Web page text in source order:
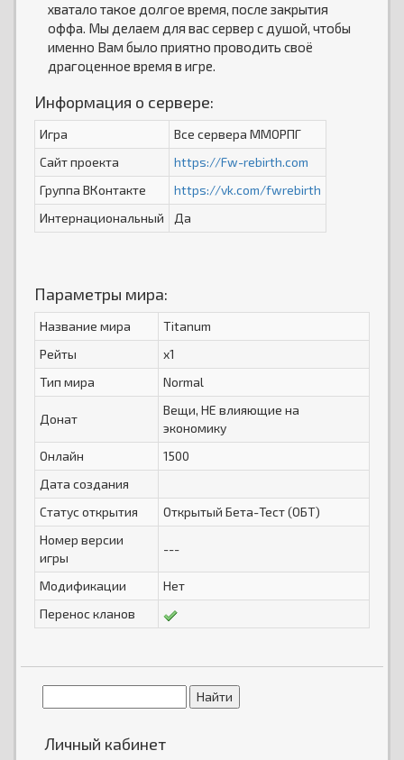
хватало такое долгое время, после закрытия
оффа. Мы делаем для вас сервер с душой, чтобы
именно Вам было приятно проводить своё
драгоценное время в игре.
Информация о сервере:
Игра
Все сервера ММОРПГ
Сайт проекта
https://Fw-rebirth.com
Группа ВКонтакте
https://vk.com/fwrebirth
Интернациональный
Да
Параметры мира:
Название мира
Titanum
Рейты
x1
Тип мира
Normal
Донат
Вещи, НЕ влияющие на
экономику
Онлайн
1500
Дата создания
Статус открытия
Открытый Бета-Тест (ОБТ)
Номер версии
игры
---
Модификации
Нет
Перенос кланов
Личный кабинет